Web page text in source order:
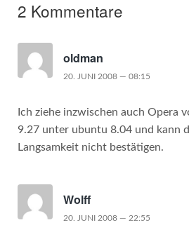
2 Kommentare
oldman
20. JUNI 2008 — 08:15
Ich ziehe inzwischen auch Opera
9.27 unter ubuntu 8.04 und kann
Langsamkeit nicht bestätigen.
Wolff
20. JUNI 2008 — 22:55